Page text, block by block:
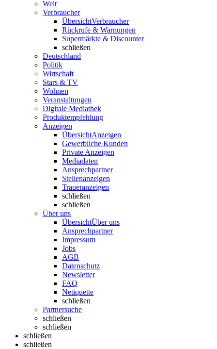
Welt
Verbraucher
ÜbersichtVerbraucher
Rückrufe & Warnungen
Supermärkte & Discounter
schließen
Deutschland
Politik
Wirtschaft
Stars & TV
Wohnen
Veranstaltungen
Digitale Mediathek
Produktempfehlung
Anzeigen
ÜbersichtAnzeigen
Gewerbliche Kunden
Private Anzeigen
Mediadaten
Ansprechpartner
Stellenanzeigen
Traueranzeigen
schließen
schließen
Über uns
ÜbersichtÜber uns
Ansprechpartner
Impressum
Jobs
AGB
Datenschutz
Newsletter
FAQ
Netiquette
schließen
Partnersuche
schließen
schließen
schließen
schließen